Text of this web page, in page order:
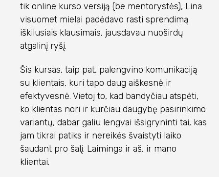
tik online kurso versiją (be mentorystės), Lina
visuomet mielai padėdavo rasti sprendimą
iškilusiais klausimais, jausdavau nuoširdų
atgalinį ryšį.
Šis kursas, taip pat, palengvino komunikaciją
su klientais, kuri tapo daug aiškesnė ir
efektyvesnė. Vietoj to, kad bandyčiau atspėti,
ko klientas nori ir kurčiau daugybę pasirinkimo
variantų, dabar galiu lengvai išsigryninti tai, kas
jam tikrai patiks ir nereikės švaistyti laiko
šaudant pro šalį. Laiminga ir aš, ir mano
klientai.